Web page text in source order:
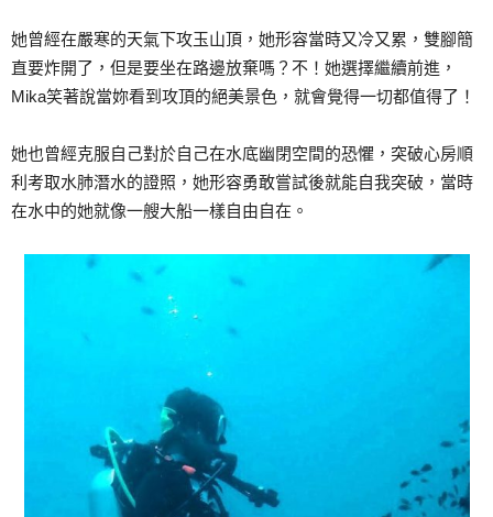
她曾經在嚴寒的天氣下攻玉山頂，她形容當時又冷又累，雙腳簡
直要炸開了，但是要坐在路邊放棄嗎？不！她選擇繼續前進，
Mika笑著說當妳看到攻頂的絕美景色，就會覺得一切都值得了！
她也曾經克服自己對於自己在水底幽閉空間的恐懼，突破心房順
利考取水肺潛水的證照，她形容勇敢嘗試後就能自我突破，當時
在水中的她就像一艘大船一樣自由自在。